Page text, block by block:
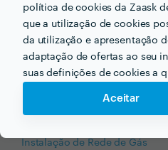
política de cookies da Zaask
que a utilização de cookies
da utilização e apresentação
adaptação de ofertas ao seu
suas definições de cookies a
Aceitar
Instalação de Painéis
Instalação de Painéis Solares
instalação de pergolas
Instalação de Recuperador de
Instalação de Rede de Gás